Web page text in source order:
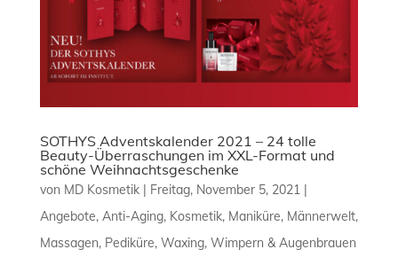
SOTHYS Adventskalender 2021 – 24 tolle
Beauty-Überraschungen im XXL-Format und
schöne Weihnachtsgeschenke
von MD Kosmetik| Freitag, November 5, 2021|
Angebote, Anti-Aging, Kosmetik, Maniküre, Männerwelt,
Massagen, Pediküre, Waxing, Wimpern & Augenbrauen